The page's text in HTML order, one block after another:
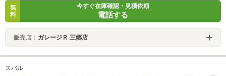
無
料
今すぐ在庫確認・見積依頼
電話する
販売店： ガレージＲ 三郷店
スバル